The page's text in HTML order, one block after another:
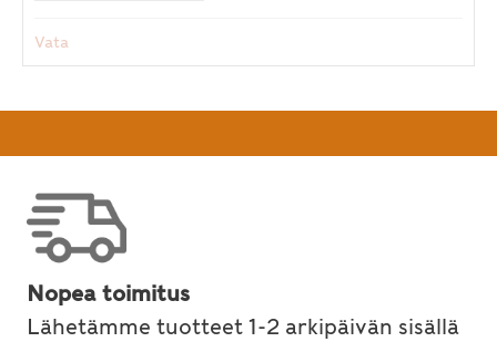
Vata
Nopea toimitus
Lähetämme tuotteet 1-2 arkipäivän sisällä